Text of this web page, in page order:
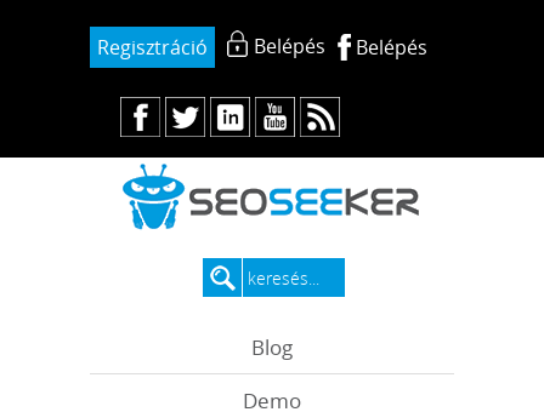
Regisztráció Belépés Belépés
Blog
Demo